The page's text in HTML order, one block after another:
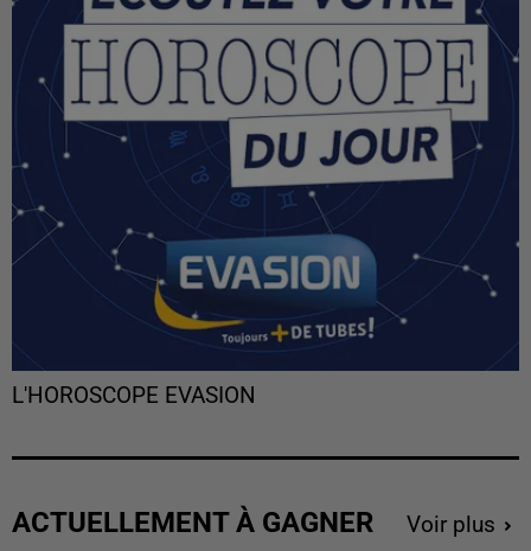
L'HOROSCOPE EVASION
ACTUELLEMENT À GAGNER Voir plus